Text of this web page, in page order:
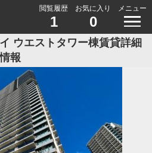
閲覧履歴
1
お気に入り
0
メニュー
ウエストタワー棟賃貸詳細
報